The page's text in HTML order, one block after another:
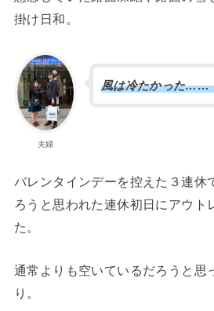
掛け日和。
夫婦
風は冷たかった……
バレンタインデーを控えた３連休
ろうと思われた連休初日にアウト
た。
通常よりも空いているだろうと思
り。